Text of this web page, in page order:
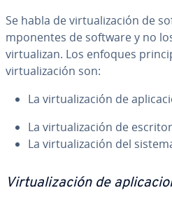
Se habla de vi­r­tua­li­za­ción de
m­po­ne­n­tes de software y no
vi­r­tua­li­zan. Los enfoques
vi­r­tua­li­za­ción son:
La vi­r­tua­li­za­ción de
La vi­r­tua­li­za­ción de
La vi­r­tua­li­za­ción del
Vi­r­tua­li­za­ción de